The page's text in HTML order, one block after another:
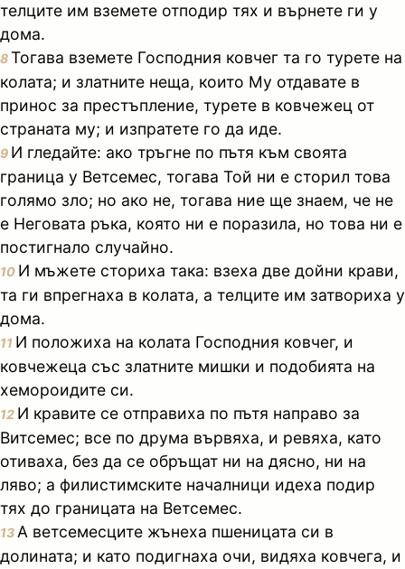
телците им вземете отподир тях и върнете ги у
дома.
8Тогава вземете Господния ковчег та го турете на
колата; и златните неща, които Му отдавате в
принос за престъпление, турете в ковчежец от
страната му; и изпратете го да иде.
9 И гледайте: ако тръгне по пътя към своята
граница у Ветсемес, тогава Той ни е сторил това
голямо зло; но ако не, тогава ние ще знаем, че не
е Неговата ръка, която ни е поразила, но това ни е
постигнало случайно.
10 И мъжете сториха така: взеха две дойни крави,
та ги впрегнаха в колата, а телците им затвориха у
дома.
11 И положиха на колата Господния ковчег, и
ковчежеца със златните мишки и подобията на
хемороидите си.
12 И кравите се отправиха по пътя направо за
Витсемес; все по друма вървяха, и ревяха, като
отиваха, без да се обръщат ни на дясно, ни на
ляво; а филистимските началници идеха подир
тях до границата на Ветсемес.
13 А ветсемесците жънеха пшеницата си в
долината; и като подигнаха очи, видяха ковчега, и